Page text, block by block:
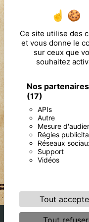
Ce site utilise des
et vous donne le
sur ceux que
souhaitez
Nos partenaires
(17)
APIs
Autre
Mesure
Régies
Réseaux
Support
Vidéos
Tout
Tout refuser
En cochant cette
particulières ci-
** Les données
fins de vous contacter.
sous-traitants. Vous
d’effacement, de
votre consentement à
réclamation auprès
le sort de vos données
droits par voie postale
d'identité pourra vous
pendant la période de
prescription légale aux